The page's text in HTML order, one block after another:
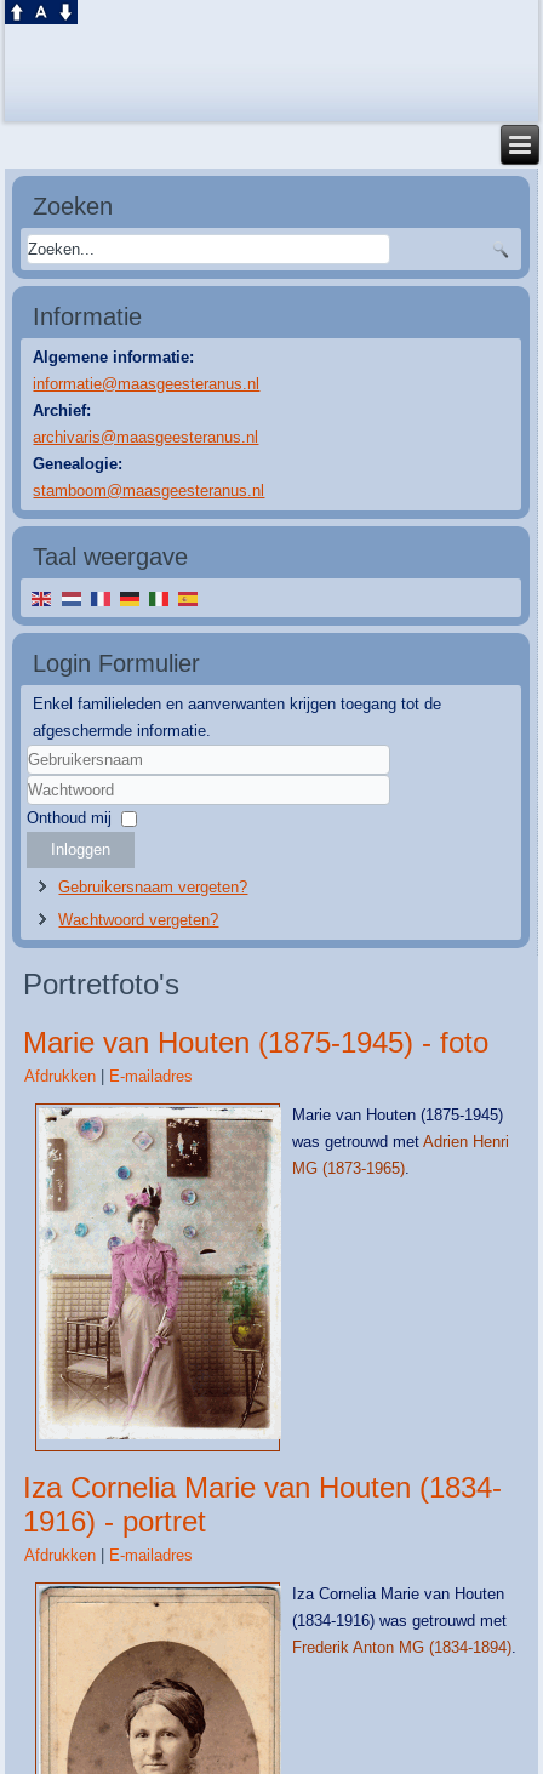
Zoeken
Informatie
Algemene informatie:
informatie@maasgeesteranus.nl
Archief:
archivaris@maasgeesteranus.nl
Genealogie:
stamboom@maasgeesteranus.nl
Taal weergave
Login Formulier
Enkel familieleden en aanverwanten krijgen toegang tot de
afgeschermde informatie.
Gebruikersnaam
Wachtwoord
Onthoud mij
Inloggen
Gebruikersnaam vergeten?
Wachtwoord vergeten?
Portretfoto's
Marie van Houten (1875-1945) - foto
Afdrukken E-mailadres
Marie van Houten (1875-1945)
was getrouwd metAdrien Henri
MG (1873-1965).
Iza Cornelia Marie van Houten (1834-
1916) - portret
Afdrukken E-mailadres
Iza Cornelia Marie van Houten
(1834-1916) was getrouwd met
Frederik Anton MG (1834-1894).